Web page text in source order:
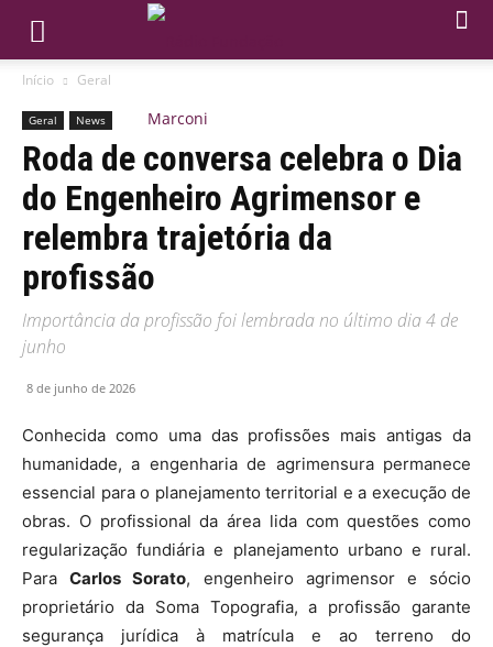
Início Geral
Geral News
Roda de conversa celebra o Dia
do Engenheiro Agrimensor e
relembra trajetória da
profissão
Importância da profissão foi lembrada no último dia 4 de
junho
8 de junho de 2026
Conhecida como uma das profissões mais antigas da
humanidade, a engenharia de agrimensura permanece
essencial para o planejamento territorial e a execução de
obras. O profissional da área lida com questões como
regularização fundiária e planejamento urbano e rural.
ParaCarlos Sorato, engenheiro agrimensor e sócio
proprietário da Soma Topografia, a profissão garante
segurança jurídica à matrícula e ao terreno do